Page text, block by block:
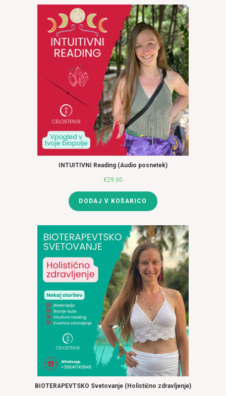
€102.00.
INTUITIVNI Reading (Audio posnetek)
€29.00
DODAJ V KOŠARICO
BIOTERAPEVTSKO Svetovanje (Holistično zdravljenje)